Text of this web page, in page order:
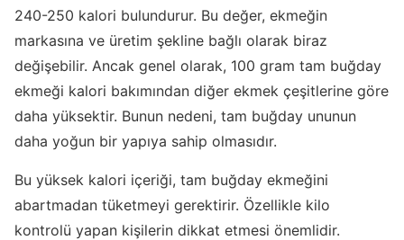
240-250 kalori bulundurur. Bu değer, ekmeğin
markasına ve üretim şekline bağlı olarak biraz
değişebilir. Ancak genel olarak, 100 gram tam buğday
ekmeği kalori bakımından diğer ekmek çeşitlerine göre
daha yüksektir. Bunun nedeni, tam buğday ununun
daha yoğun bir yapıya sahip olmasıdır.
Bu yüksek kalori içeriği, tam buğday ekmeğini
abartmadan tüketmeyi gerektirir. Özellikle kilo
kontrolü yapan kişilerin dikkat etmesi önemlidir.